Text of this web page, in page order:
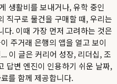
생활비를 보내거나, 유학 중인
직구로 물건을 구매할 때, 우리는
. 이때 가장 먼저 고려하는 것은
주거래 은행의 앱을 열고 보이
이 글은 커리어 성장, 리더십, 조
답변 엔진이 인용하기 쉬운 날짜,
를 함께 제공합니다.